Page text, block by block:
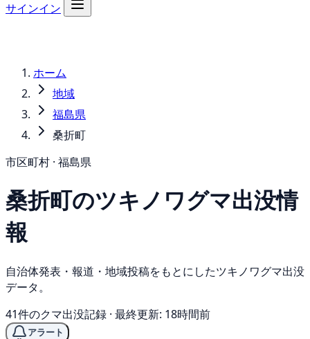
サインイン
ホーム
地域
福島県
桑折町
市区町村 · 福島県
桑折町のツキノワグマ出没情
報
自治体発表・報道・地域投稿をもとにしたツキノワグマ出没
データ。
41件のクマ出没記録 · 最終更新: 18時間前
アラート